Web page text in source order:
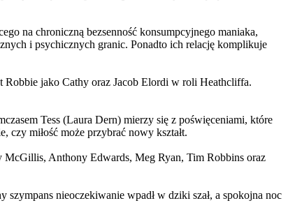
na chroniczną bezsenność konsumpcyjnego maniaka,
i psychicznych granic. Ponadto ich relację komplikuje
Robbie jako Cathy oraz Jacob Elordi w roli Heathcliffa.
Tess (Laura Dern) mierzy się z poświęceniami, które
czy miłość może przybrać nowy kształt.
Anthony Edwards, Meg Ryan, Tim Robbins oraz
nieoczekiwanie wpadł w dziki szał, a spokojna noc